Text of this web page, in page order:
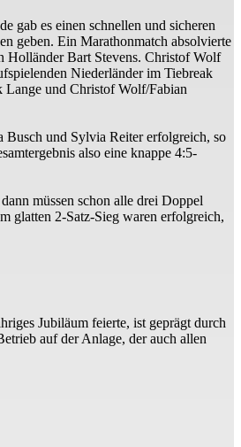
gab es einen schnellen und sicheren
geben. Ein Marathonmatch absolvierte
Holländer Bart Stevens. Christof Wolf
Niederländer im Tiebreak
Lange und Christof Wolf/Fabian
Busch und Sylvia Reiter erfolgreich, so
also eine knappe 4:5-
müssen schon alle drei Doppel
glatten 2-Satz-Sieg waren erfolgreich,
Jubiläum feierte, ist geprägt durch
auf der Anlage, der auch allen